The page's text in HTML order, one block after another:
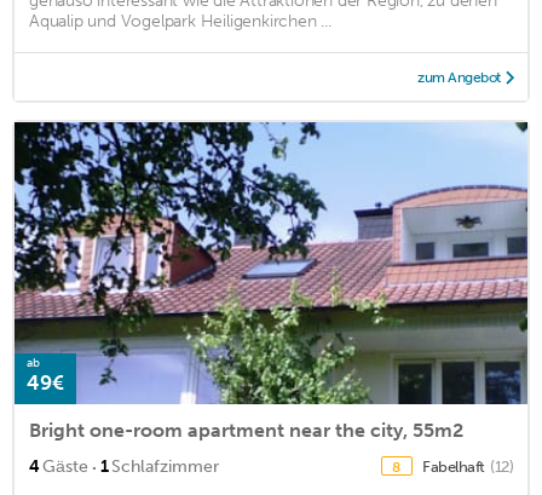
Aqualip und Vogelpark Heiligenkirchen ...
zum Angebot
ab
49€
Bright one-room apartment near the city, 55m2
4Gäste · 1Schlafzimmer 8 Fabelhaft (12)